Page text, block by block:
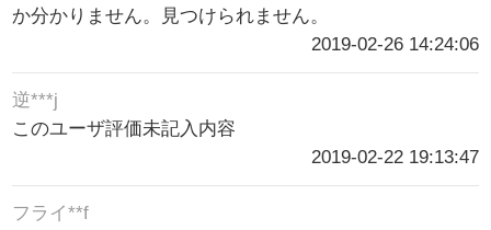
か分かりません。見つけられません。
2019-02-26 14:24:06
逆***j
このユーザ評価未記入内容
2019-02-22 19:13:47
フライ**f